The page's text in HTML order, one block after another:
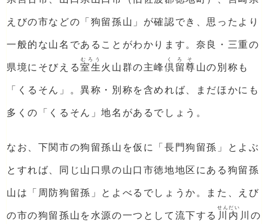
えびの市などの「狗留孫山」が確認でき、思ったより
一般的な山名であることがわかります。奈良・三重の
県境にそびえる室生
むろう
火山群の主峰倶留尊
くろそ
山の別称も
「くるそん」。異称・別称を含めれば、まだほかにも
多くの「くるそん」地名があるでしょう。
なお、下関市の狗留孫山を仮に「長門狗留孫」とよぶ
とすれば、同じ山口県の山口市徳地地区にある狗留孫
山は「周防狗留孫」とよべるでしょうか。また、えび
の市の狗留孫山を水源の一つとして流下する 川内
せんだい
川の